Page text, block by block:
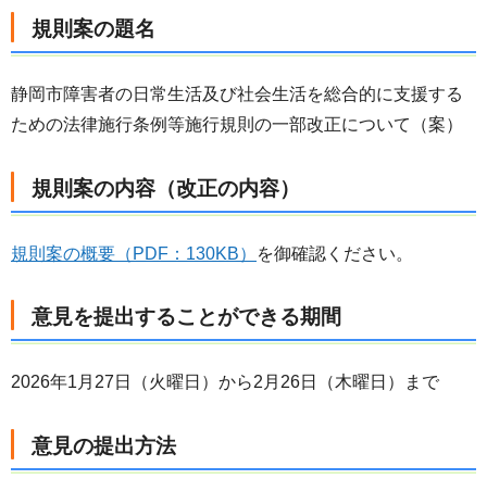
規則案の題名
静岡市障害者の日常生活及び社会生活を総合的に支援する
ための法律施行条例等施行規則の一部改正について（案）
規則案の内容（改正の内容）
規則案の概要（PDF：130KB） を御確認ください。
意見を提出することができる期間
2026年1月27日（火曜日）から2月26日（木曜日）まで
意見の提出方法